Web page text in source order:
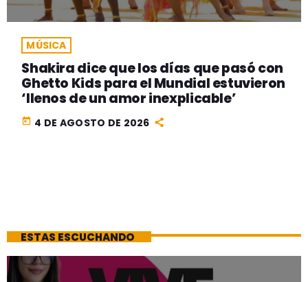
MÚSICA
Shakira dice que los días que pasó con
Ghetto Kids para el Mundial estuvieron
‘llenos de un amor inexplicable’
today 4 DE AGOSTO DE 2026
ESTAS ESCUCHANDO